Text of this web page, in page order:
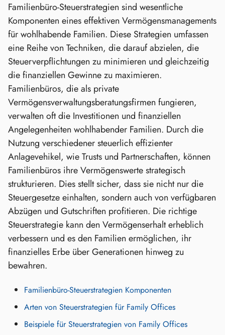
Familienbüro-Steuerstrategien sind wesentliche
Komponenten eines effektiven Vermögensmanagements
für wohlhabende Familien. Diese Strategien umfassen
eine Reihe von Techniken, die darauf abzielen, die
Steuerverpflichtungen zu minimieren und gleichzeitig
die finanziellen Gewinne zu maximieren.
Familienbüros, die als private
Vermögensverwaltungsberatungsfirmen fungieren,
verwalten oft die Investitionen und finanziellen
Angelegenheiten wohlhabender Familien. Durch die
Nutzung verschiedener steuerlich effizienter
Anlagevehikel, wie Trusts und Partnerschaften, können
Familienbüros ihre Vermögenswerte strategisch
strukturieren. Dies stellt sicher, dass sie nicht nur die
Steuergesetze einhalten, sondern auch von verfügbaren
Abzügen und Gutschriften profitieren. Die richtige
Steuerstrategie kann den Vermögenserhalt erheblich
verbessern und es den Familien ermöglichen, ihr
finanzielles Erbe über Generationen hinweg zu
bewahren.
Familienbüro-Steuerstrategien Komponenten
Arten von Steuerstrategien für Family Offices
Beispiele für Steuerstrategien von Family Offices